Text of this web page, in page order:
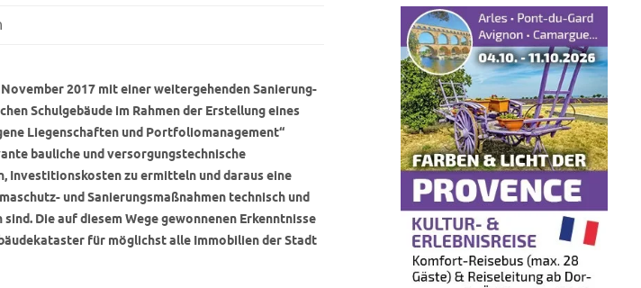
2017 mit einer weitergehenden Sanierung-
Schulgebäude im Rahmen der Erstellung eines
Liegenschaften und Portfoliomanagement“
bauliche und versorgungstechnische
Investitionskosten zu ermitteln und daraus eine
und Sanierungsmaßnahmen technisch und
Die auf diesem Wege gewonnenen Erkenntnisse
für möglichst alle Immobilien der Stadt